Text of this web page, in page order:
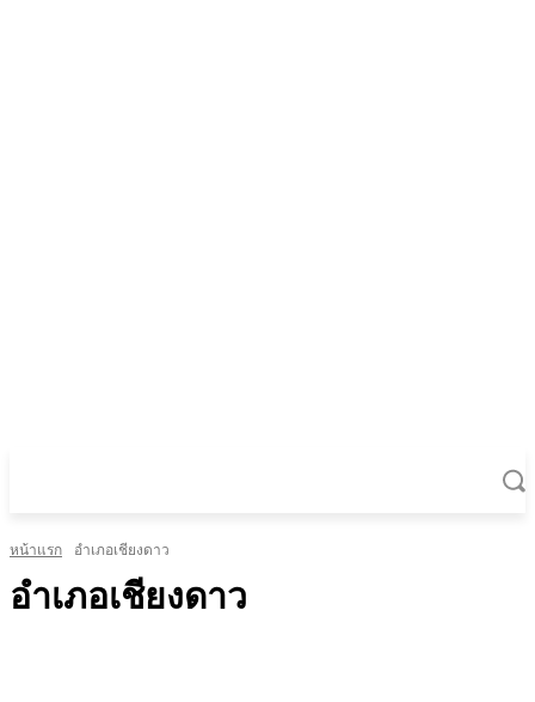
หน้าแรก อำเภอเชียงดาว
อำเภอเชียงดาว